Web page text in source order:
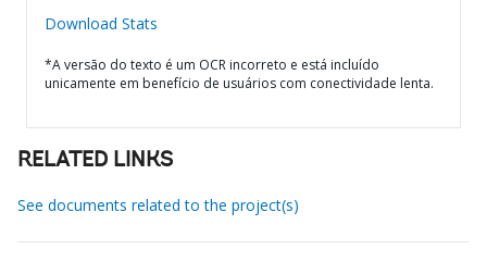
Download Stats
*A versão do texto é um OCR incorreto e está incluído
unicamente em benefício de usuários com conectividade lenta.
RELATED LINKS
See documents related to the project(s)